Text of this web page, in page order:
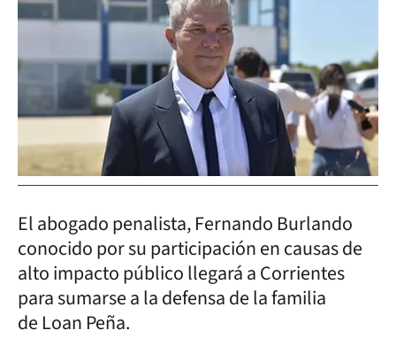
El abogado penalista, Fernando Burlando
conocido por su participación en causas de
alto impacto público llegará a Corrientes
para sumarse a la defensa de la familia
de Loan Peña.